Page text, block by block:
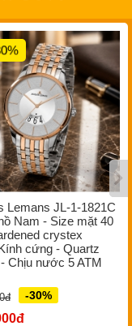
Lemans JL-1-1821C
Nam - Size mặt 40
crystex
cứng - Quartz
Chịu nước 5 ATM
-30%